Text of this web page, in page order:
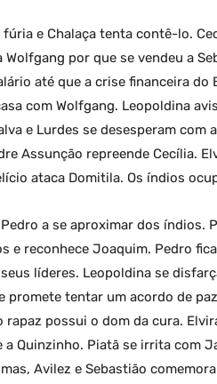
e Chalaça tenta contê-lo.
por que se vendeu a
até que a crise financeira
com Wolfgang. Leopoldina
e Lurdes se desesperam
Assunção repreende Cecília.
ataca Domitila. Os índios
a se aproximar dos índios.
e reconhece Joaquim. Pedro
líderes. Leopoldina se
promete tentar um acordo de
rapaz possui o dom da cura.
Quinzinho. Piatã se irrita com
Avilez e Sebastião